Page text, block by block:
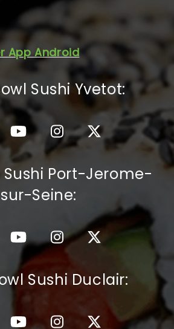
App Android
Sushi Yvetot:
Sushi Port-Jerome-
sur-Seine:
Sushi Duclair: